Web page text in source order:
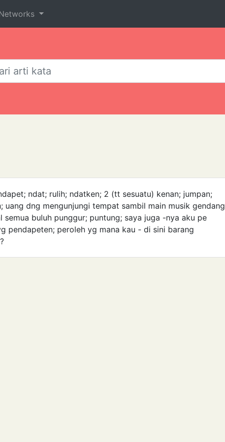
ndat; rulih; ndatken; 2 (tt sesuatu) kenan; jumpan;
dng mengunjungi tempat sambil main musik gendang
buluh punggur; puntung; saya juga -nya aku pe
pendapeten; peroleh yg mana kau - di sini barang